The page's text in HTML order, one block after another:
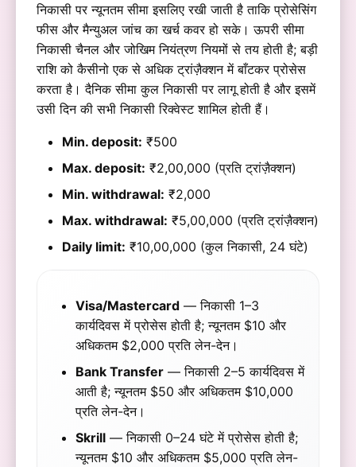
निकासी पर न्यूनतम सीमा इसलिए रखी जाती है ताकि प्रोसेसिंग
फीस और मैन्युअल जांच का खर्च कवर हो सके। ऊपरी सीमा
निकासी चैनल और जोखिम नियंत्रण नियमों से तय होती है; बड़ी
राशि को कैसीनो एक से अधिक ट्रांज़ैक्शन में बाँटकर प्रोसेस
करता है। दैनिक सीमा कुल निकासी पर लागू होती है और इसमें
उसी दिन की सभी निकासी रिक्वेस्ट शामिल होती हैं।
Min. deposit: ₹500
Max. deposit: ₹2,00,000 (प्रति ट्रांज़ैक्शन)
Min. withdrawal: ₹2,000
Max. withdrawal: ₹5,00,000 (प्रति ट्रांज़ैक्शन)
Daily limit: ₹10,00,000 (कुल निकासी, 24 घंटे)
Visa/Mastercard — निकासी 1–3
कार्यदिवस में प्रोसेस होती है; न्यूनतम $10 और
अधिकतम $2,000 प्रति लेन-देन।
Bank Transfer — निकासी 2–5 कार्यदिवस में
आती है; न्यूनतम $50 और अधिकतम $10,000
प्रति लेन-देन।
Skrill — निकासी 0–24 घंटे में प्रोसेस होती है;
न्यूनतम $10 और अधिकतम $5,000 प्रति लेन-